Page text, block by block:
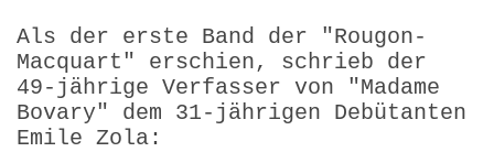
Als der erste Band der "Rougon-
Macquart" erschien, schrieb der
49-jährige Verfasser von "Madame
Bovary" dem 31-jährigen Debütanten
Emile Zola: